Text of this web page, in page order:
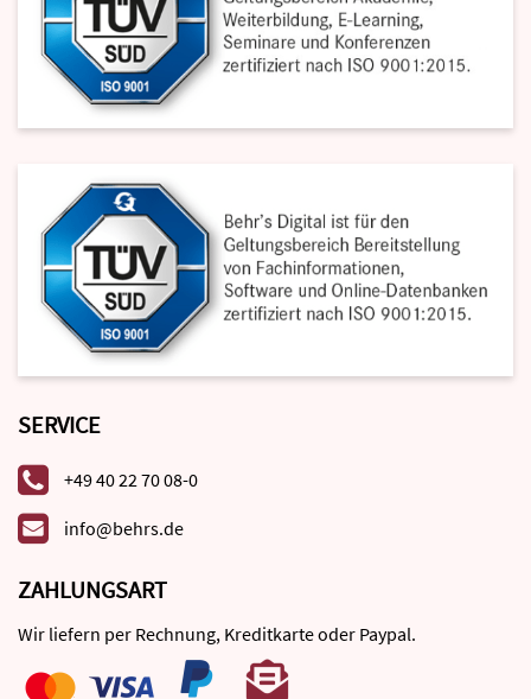
SERVICE
+49 40 22 70 08-0
info@behrs.de
ZAHLUNGSART
Wir liefern per Rechnung, Kreditkarte oder Paypal.